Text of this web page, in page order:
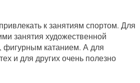
к занятиям спортом. Для
занятия художественной
фигурным катанием. А для
и для других очень полезно